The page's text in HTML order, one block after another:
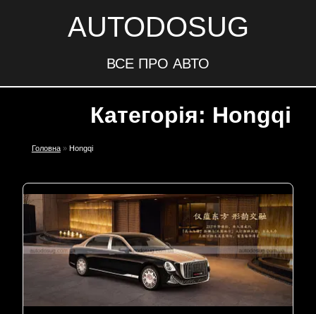
AUTODOSUG
ВСЕ ПРО АВТО
Категорія: Hongqi
Головна» Hongqi